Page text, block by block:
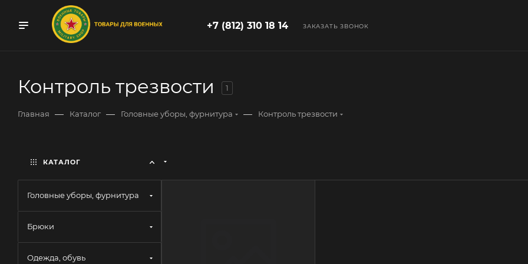
+7 (812) 310 18 14 ЗАКАЗАТЬ ЗВОНОК
Контроль трезвости 1
Главная — Каталог — Головные уборы, фурнитура — Контроль трезвости
КАТАЛОГ
Головные уборы, фурнитура
Брюки
Одежда, обувь